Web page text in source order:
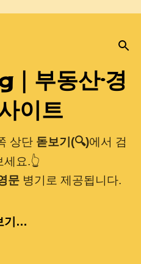
로 건너뛰기
부동산·경
이트
상단 돋보기(🔍)에서 검
요.👆
문 병기로 제공됩니다.
기…